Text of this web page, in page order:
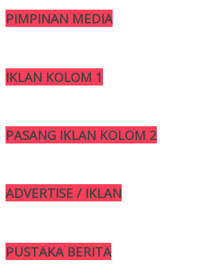
PIMPINAN MEDIA
IKLAN KOLOM 1
PASANG IKLAN KOLOM 2
ADVERTISE / IKLAN
PUSTAKA BERITA